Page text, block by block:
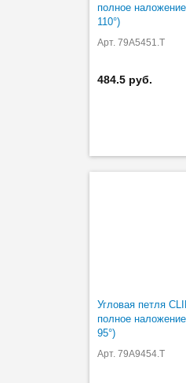
полное
110°)
Арт. 79A5451.T
484.5 руб.
Угловая петля
полное
95°)
Арт. 79A9454.T